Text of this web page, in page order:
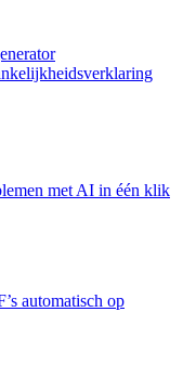
met AI in één klik
automatisch op